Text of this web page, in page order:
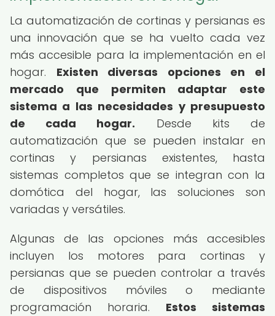
La automatización de cortinas y persianas es
una innovación que se ha vuelto cada vez
más accesible para la implementación en el
hogar. Existen diversas opciones en el
mercado que permiten adaptar este
sistema a las necesidades y presupuesto
de cada hogar. Desde kits de
automatización que se pueden instalar en
cortinas y persianas existentes, hasta
sistemas completos que se integran con la
domótica del hogar, las soluciones son
variadas y versátiles.
Algunas de las opciones más accesibles
incluyen los motores para cortinas y
persianas que se pueden controlar a través
de dispositivos móviles o mediante
programación horaria. Estos sistemas